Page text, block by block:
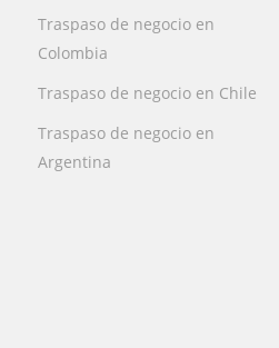
Traspaso de negocio en
Colombia
Traspaso de negocio en Chile
Traspaso de negocio en
Argentina